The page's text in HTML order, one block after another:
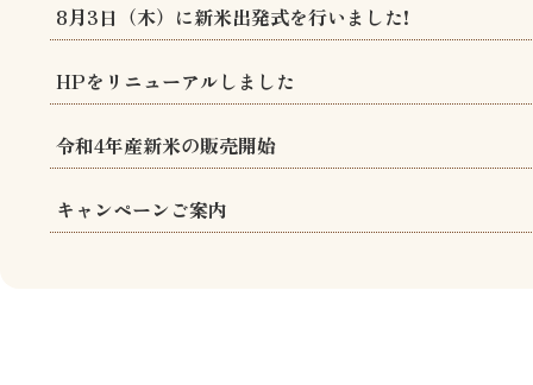
8月3日（木）に新米出発式を行いました!
HPをリニューアルしました
令和4年産新米の販売開始
キャンペーンご案内